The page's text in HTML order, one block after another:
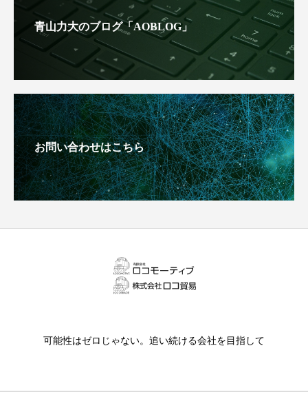
青山力大のブログ「AOBLOG」
お問い合わせはこちら
可能性はゼロじゃない。追い続ける会社を目指して